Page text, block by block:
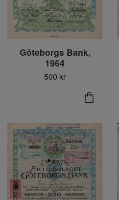
Göteborgs Bank,
1964
500 kr